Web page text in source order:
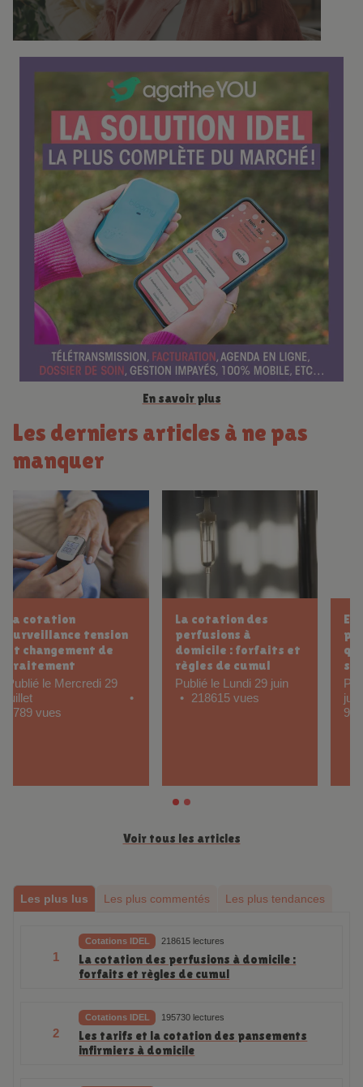
é
n
c
e
En savoir plus
Les derniers articles à ne pas
manquer
Exemple cotation
perfusion sur 12h : ce
que tout IDEL doit
savoir
Publié le Samedi 6
9683 vues
Cotation
ablation de sonde
urinaire pour IDEL :
protocole et tarifs
Publié le Samedi 6 juin
32851 vues
Voir tous les articles
Les plus lus Les plus commentés Les plus tendances
1
Cotations IDEL 218615 lectures
La cotation des perfusions à domicile :
forfaits et règles de cumul
2
Cotations IDEL 195730 lectures
Les tarifs et la cotation des pansements
infirmiers à domicile